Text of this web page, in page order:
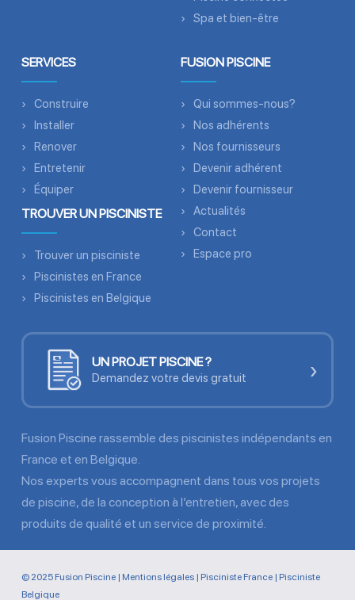
Spa et bien-être
SERVICES
Construire
Installer
Renover
Entretenir
Équiper
TROUVER UN PISCINISTE
Trouver un pisciniste
Piscinistes en France
Piscinistes en Belgique
FUSION PISCINE
Qui sommes-nous?
Nos adhérents
Nos fournisseurs
Devenir adhérent
Devenir fournisseur
Actualités
Contact
Espace pro
UN PROJET PISCINE ?
Demandez votre devis gratuit ›
Fusion Piscine rassemble des piscinistes indépendants en
France et en Belgique.
Nos experts vous accompagnent dans tous vos projets
de piscine, de la conception à l’entretien, avec des
produits de qualité et un service de proximité.
© 2025 Fusion Piscine | Mentions légales| Pisciniste France| Pisciniste
Belgique